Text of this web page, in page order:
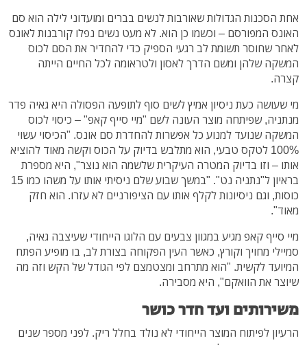
אחת הסכנות הגדולות שאורבות לנשים בברים ומועדוני לילה הוא סם
האונס המפורסם – וכשמו כן הוא. לא מעט נשים נפלו קורבנות לאונס
לאחר שחוסר תשומת לב רגעי הספיק כדי להחדיר את הסם לכוס
המשקה שלהן ומשם הדרך לאסון ולטראומה לכל החיים הייתה
קצרה.
מי שעושה כעת ניסיון אמיץ לשים סוף לתופעה הפסולה היא גאיה פדר
מנתניה, שפיתחה מוצר העונה לשם "מיי סייף קאפ" – כיסוי לכוס
המשקה שנועד למנוע כל אפשרות להחדרת סם אונס. "הכיסוי עשוי
100% לטקס טבעי, הוא מתלבש בדיוק על הכוס וקשה מאוד להוציא
אותו – וזו בדיוק המטרה העיקרית שלשמה הוא נוצר", היא מספרת
בראיון ל"נתניה נט". "במשך שבוע שלם ניסיתי אותו על משהו כמו 15
כוסות, וגם ניסיונות לקלף אותו עם הציפורניים לא עזרו. הוא חזק
מאוד".
מיי סייף קאפ מגיע במגוון צבעים עם הלוגו הייחודי שעיצבה גאיה,
סמיילי מחויך וקורץ, כאשר העין הפקוחה בצורת לב, בו מופיע הפתח
המיועד לקשית. "הוא מתרחב ומצטמצם לפי הגודל של הקש וזה מה
שיוצר את הוואקם", היא מסבירה.
משירותים ועד חדר כושר
הרעיון לפיתוח המוצר הייחודי לא נולד בחלל ריק. לפני מספר שנים